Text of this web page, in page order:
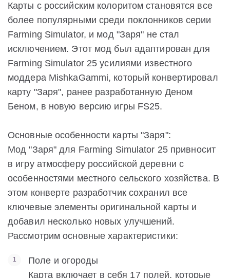
Карты с российским колоритом становятся все
более популярными среди поклонников серии
Farming Simulator, и мод "Заря" не стал
исключением. Этот мод был адаптирован для
Farming Simulator 25 усилиями известного
моддера MishkaGammi, который конвертировал
карту "Заря", ранее разработанную Деном
Беном, в новую версию игры FS25.
Основные особенности карты "Заря":
Мод "Заря" для Farming Simulator 25 привносит
в игру атмосферу российской деревни с
особенностями местного сельского хозяйства. В
этом конверте разработчик сохранил все
ключевые элементы оригинальной карты и
добавил несколько новых улучшений.
Рассмотрим основные характеристики:
Поле и огороды
Карта включает в себя 17 полей, которые